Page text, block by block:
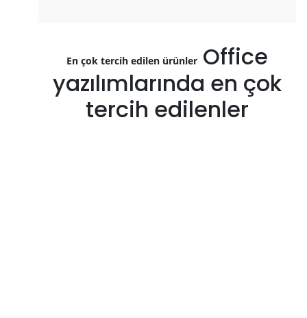
En çok tercih edilen ürünler Office
yazılımlarında en çok
tercih edilenler